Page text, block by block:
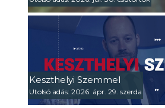
Keszthelyi Szemmel
Utolsó adás: 2026. ápr. 29. szerda